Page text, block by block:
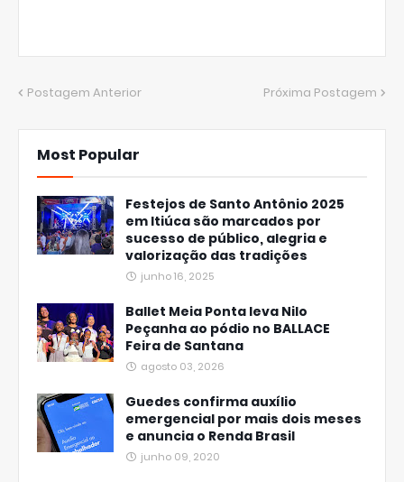
Postagem Anterior Próxima Postagem
Most Popular
Festejos de Santo Antônio 2025
em Itiúca são marcados por
sucesso de público, alegria e
valorização das tradições
junho 16, 2025
Ballet Meia Ponta leva Nilo
Peçanha ao pódio no BALLACE
Feira de Santana
agosto 03, 2026
Guedes confirma auxílio
emergencial por mais dois meses
e anuncia o Renda Brasil
junho 09, 2020